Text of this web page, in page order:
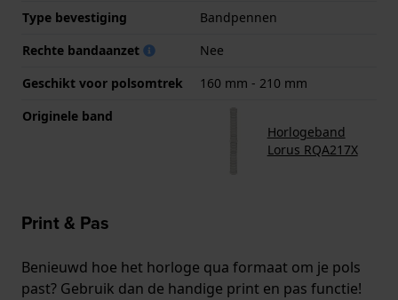
Type bevestiging
Bandpennen
Rechte bandaanzet
Nee
Geschikt voor polsomtrek
160 mm - 210 mm
Originele band
Horlogeband
Lorus RQA217X
Print & Pas
Benieuwd hoe het horloge qua formaat om je pols
past? Gebruik dan de handige print en pas functie!